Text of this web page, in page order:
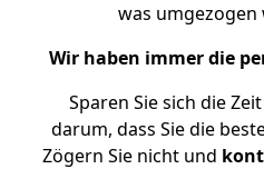
was umgezogen
Wir haben immer die
Sparen Sie sich die
darum, dass Sie die
Zögern Sie nicht und